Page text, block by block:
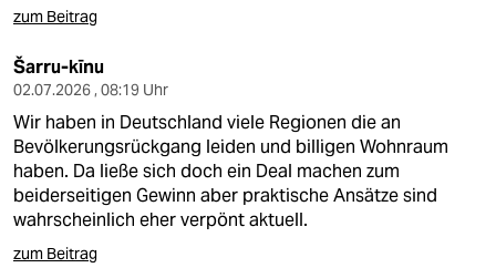
zum Beitrag
Šarru-kīnu
02.07.2026 , 08:19 Uhr
Wir haben in Deutschland viele Regionen die an
Bevölkerungsrückgang leiden und billigen Wohnraum
haben. Da ließe sich doch ein Deal machen zum
beiderseitigen Gewinn aber praktische Ansätze sind
wahrscheinlich eher verpönt aktuell.
zum Beitrag